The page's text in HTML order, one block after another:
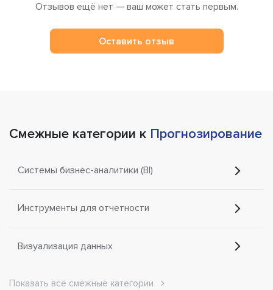
Отзывов ещё нет — ваш может стать первым.
Оставить отзыв
Смежные категории к Прогнозирование
Системы бизнес-аналитики (BI)
Инструменты для отчетности
Визуализация данных
Показать все смежные категории